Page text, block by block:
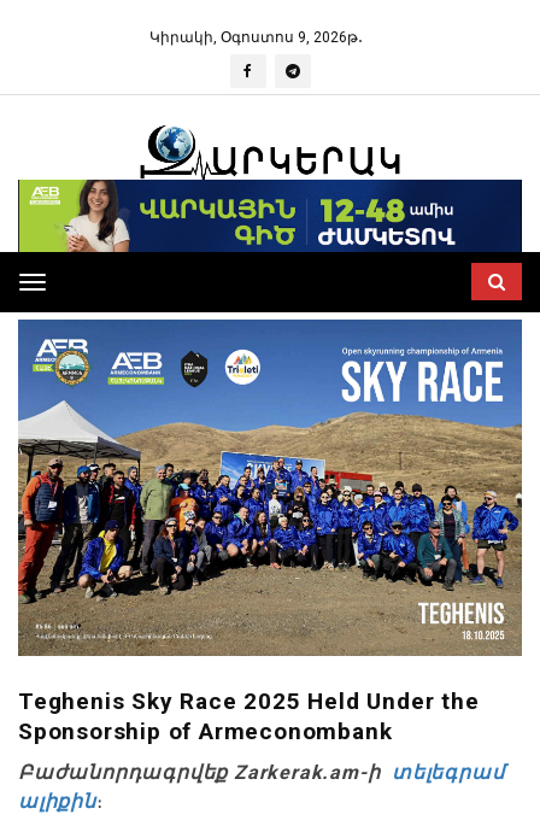
Կիրակի, Օգոստոս 9, 2026թ․
Toggle
navigation
Teghenis Sky Race 2025 Held Under the
Sponsorship of Armeconombank
Բաժանորդագրվեք Zarkerak.am-ի տելեգրամ
ալիքին։